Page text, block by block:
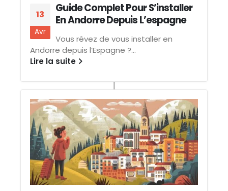
13
Avr
Guide Complet Pour S’installer
En Andorre Depuis L’espagne
Vous rêvez de vous installer en
Andorre depuis l’Espagne ?...
Lire la suite